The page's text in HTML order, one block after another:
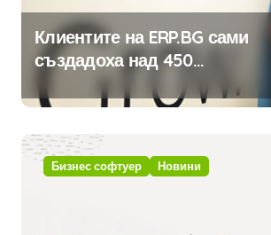
Клиентите на ERP.BG сами
създадоха над 450
приложения за ERP системата
с помощта на вградения в
изкуствен интелект
Бизнес софтуер Новини